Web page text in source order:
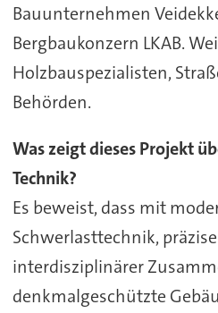
Bauunternehmen
Bergbaukonzern LKAB.
Holzbauspezialisten,
Behörden.
Was zeigt dieses Projekt
Technik?
Es beweist, dass mit
Schwerlasttechnik,
interdisziplinärer
denkmalgeschützte